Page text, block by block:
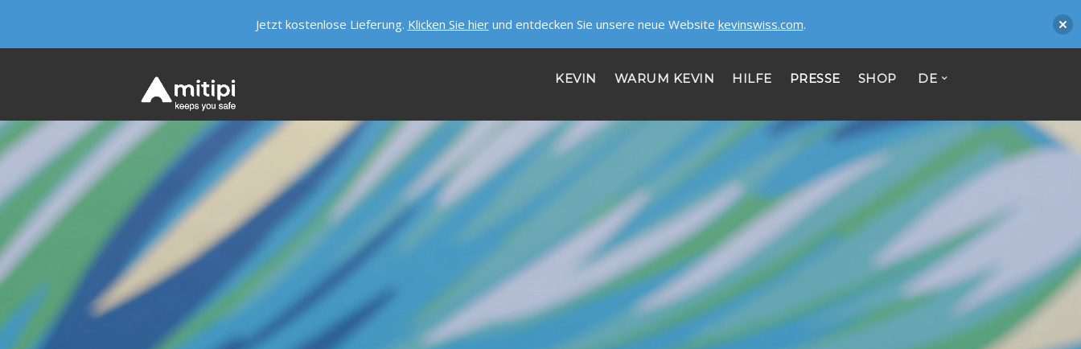
KEVIN WARUM KEVIN HILFE PRESSE SHOP DE
HIER LEBT KEVIN
HILFE
STELLENANGEBOTE
SICHERHEIT ERHALTEN!
LASS UNS REDEN
CONTACT
Mitipi AG
Passage du Cardinal 11-BlueFactory
CH - 1700 Fribourg
Register no: CHE-356.372.981
Mitipi GmbH
Jetzt kostenlose Lieferung. Klicken Sie hierund entdecken Sie unsere neue Website kevinswiss.com.